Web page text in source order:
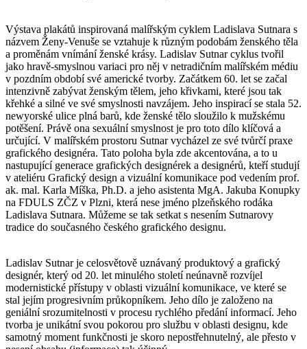
Výstava plakátů inspirovaná malířským cyklem Ladislava Sutnara s
názvem Ženy-Venuše se vztahuje k různým podobám ženského těla
a proměnám vnímání ženské krásy. Ladislav Sutnar cyklus tvořil
jako hravě-smyslnou variaci pro něj v netradičním malířském médiu
v pozdním období své americké tvorby. Začátkem 60. let se začal
intenzivně zabývat ženským tělem, jeho křivkami, které jsou tak
křehké a silné ve své smyslnosti navzájem. Jeho inspirací se stala 52.
newyorské ulice plná barů, kde ženské tělo sloužilo k mužskému
potěšení. Právě ona sexuální smyslnost je pro toto dílo klíčová a
určující. V malířském prostoru Sutnar vycházel ze své tvůrčí praxe
grafického designéra. Tato poloha byla zde akcentována, a to u
nastupující generace grafických designérek a designérů, kteří studují
v ateliéru Grafický design a vizuální komunikace pod vedením prof.
ak. mal. Karla Míška, Ph.D. a jeho asistenta MgA. Jakuba Konupky
na FDULS ZČZ v Plzni, která nese jméno plzeňského rodáka
Ladislava Sutnara. Můžeme se tak setkat s nesením Sutnarovy
tradice do současného českého grafického designu.
Ladislav Sutnar je celosvětově uznávaný produktový a grafický
designér, který od 20. let minulého století neúnavně rozvíjel
modernistické přístupy v oblasti vizuální komunikace, ve které se
stal jejím progresivním průkopníkem. Jeho dílo je založeno na
geniální srozumitelnosti v procesu rychlého předání informací. Jeho
tvorba je unikátní svou pokorou pro službu v oblasti designu, kde
samotný moment funkčnosti je skoro nepostřehnutelný, ale přesto v